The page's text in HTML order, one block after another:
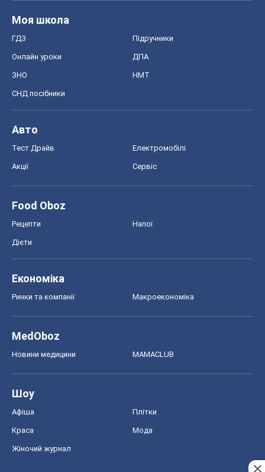
Моя школа
ГДЗ Підручники
Онлайн уроки ДПА
ЗНО НМТ
СНД посібники
Авто
Тест Драйв Електромобілі
Акції Сервіс
Food Oboz
Рецепти Напої
Дієти
Економіка
Ринки та компанії Макроекономіка
MedOboz
Новини медицини MAMACLUB
Шоу
Афіша Плітки
Краса Мода
Жіночий журнал